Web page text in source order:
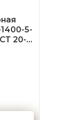
5-
20-